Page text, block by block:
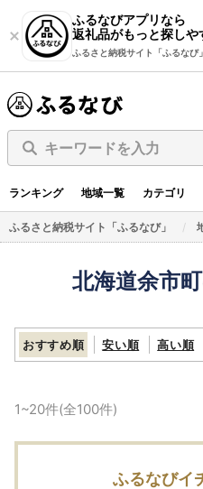
ふるなびアプリなら
返礼品がもっと探しや
ふるさと納税サイト「ふるなび」
キーワードを入力
ランキング 地域一覧 カテゴリ
ふるさと納税サイト「ふるなび」
北海道余市
おすすめ順 安い順 高い順
1~20件(全100件)
ふるなびイ